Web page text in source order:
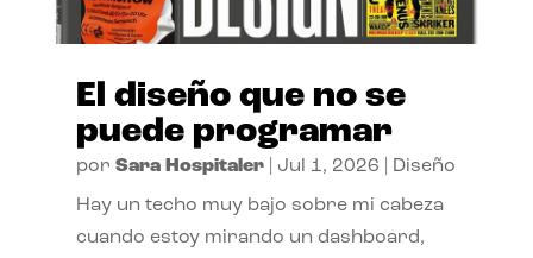
El diseño que no se
puede programar
por Sara Hospitaler| Jul 1, 2026 Diseño
Hay un techo muy bajo sobre mi cabeza
cuando estoy mirando un dashboard,